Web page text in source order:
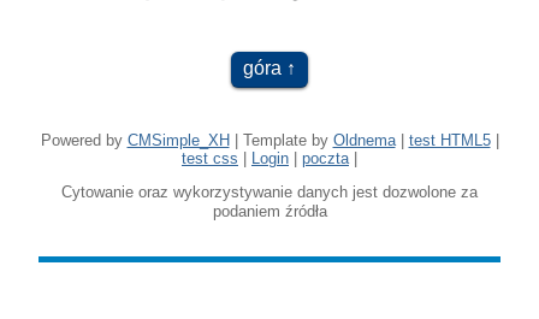
góra
Powered by CMSimple_XH | Template by Oldnema| test HTML5|
test css
Login poczta|
Cytowanie oraz wykorzystywanie danych jest dozwolone za
podaniem źródła